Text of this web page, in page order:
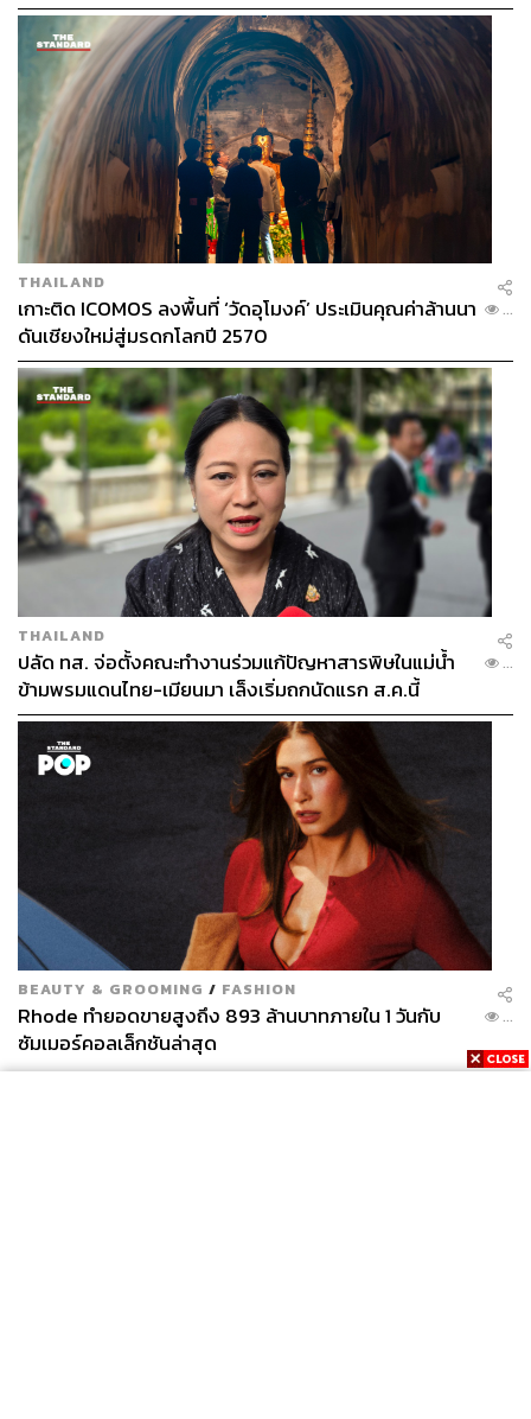
THAILAND
เกาะติด ICOMOS ลงพื้นที่ ‘วัดอุโมงค์’ ประเมินคุณค่าล้านนา
ดันเชียงใหม่สู่มรดกโลกปี 2570
...
THAILAND
ปลัด ทส. จ่อตั้งคณะทำงานร่วมแก้ปัญหาสารพิษในแม่น้ำ
ข้ามพรมแดนไทย-เมียนมา เล็งเริ่มถกนัดแรก ส.ค.นี้
...
BEAUTY & GROOMING / FASHION
Rhode ทำยอดขายสูงถึง 893 ล้านบาทภายใน 1 วันกับ
ซัมเมอร์คอลเล็กชันล่าสุด
...